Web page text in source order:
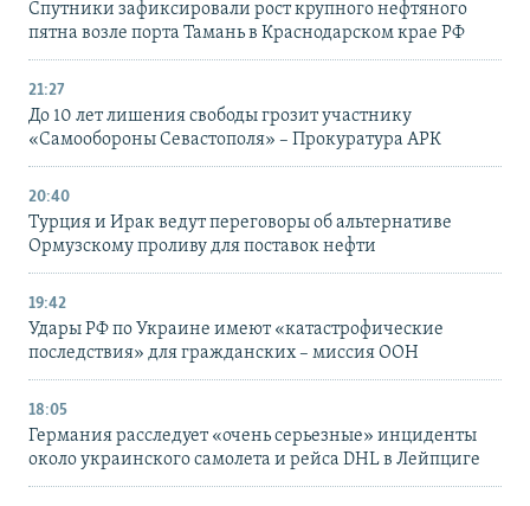
Спутники зафиксировали рост крупного нефтяного
пятна возле порта Тамань в Краснодарском крае РФ
21:27
До 10 лет лишения свободы грозит участнику
«Самообороны Севастополя» – Прокуратура АРК
20:40
Турция и Ирак ведут переговоры об альтернативе
Ормузскому проливу для поставок нефти
19:42
Удары РФ по Украине имеют «катастрофические
последствия» для гражданских – миссия ООН
18:05
Германия расследует «очень серьезные» инциденты
около украинского самолета и рейса DHL в Лейпциге